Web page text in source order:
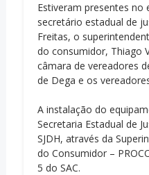
Estiveram presentes
secretário estadual de
Freitas, o
do consumidor, Thiago
câmara de vereadores
de Dega e os
A instalação do
Secretaria Estadual de
SJDH, através da
do Consumidor –
5 do SAC.